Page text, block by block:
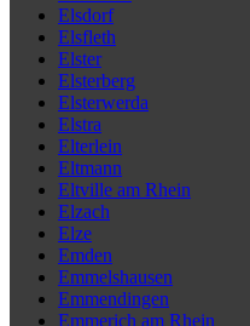
Elsdorf
Elsfleth
Elster
Elsterberg
Elsterwerda
Elstra
Elterlein
Eltmann
Eltville am Rhein
Elzach
Elze
Emden
Emmelshausen
Emmendingen
Emmerich am Rhein